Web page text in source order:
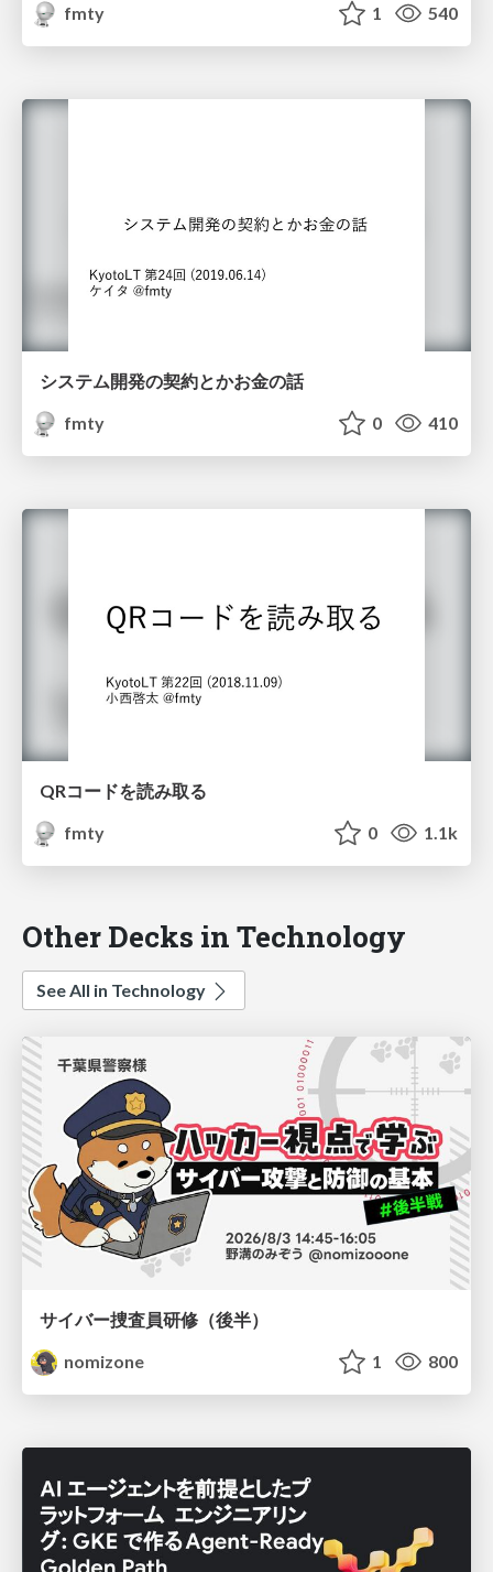
fmty
1 540
システム開発の契約とかお⾦の話
fmty
0 410
QRコードを読み取る
fmty
0 1.1k
Other Decks in Technology
See All in Technology
サイバー捜査員研修（後半）
nomizone
1 800